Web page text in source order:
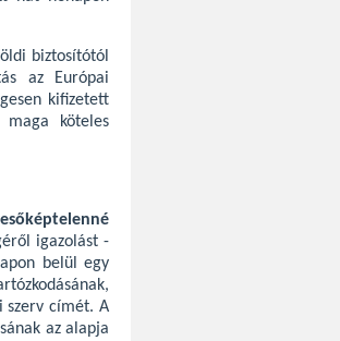
biztosítótól
az Európai
kifizetett
maga köteles
igazolást -
belül egy
szerv címét. A
az alapja